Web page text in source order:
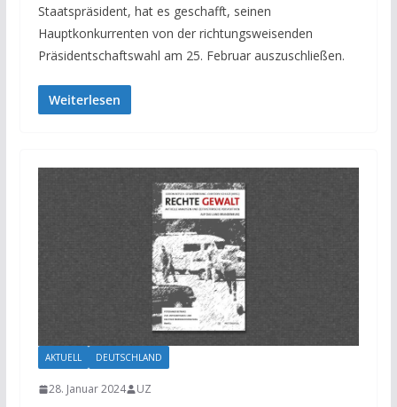
Staatspräsident, hat es geschafft, seinen
Hauptkonkurrenten von der richtungsweisenden
Präsidentschaftswahl am 25. Februar auszuschließen.
Weiterlesen
AKTUELL DEUTSCHLAND
28. Januar 2024 UZ